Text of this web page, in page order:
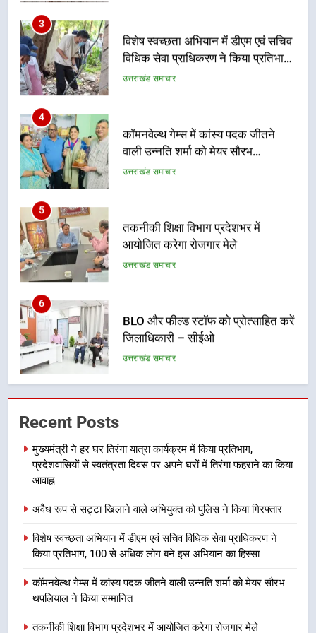
3
विधिक सेवा प्राधिकरण ने किया प्रतिभाग,
100 से अधिक लोग बने इस अभियान का
हिस्सा
4
वाली उन्नति शर्मा को मेयर सौरभ
थपलियाल ने किया सम्मानित
5
आयोजित करेगा रोजगार मेले
6
जिलाधिकारी – सीईओ
7
उत्तराखंड समाचार
8
के लिए खुद मैदान में उतरे एसएसपी दून
उत्तराखंड समाचार
मुख्यमंत्री ने हर घर तिरंगा यात्रा
से स्वतंत्रता दिवस पर अपने घरों में तिरंगा
उत्तराखंड समाचार
Recent Posts
मुख्यमंत्री ने हर घर तिरंगा यात्रा कार्यक्रम में किया प्रतिभाग,
प्रदेशवासियों से स्वतंत्रता दिवस पर अपने घरों में तिरंगा फहराने का किया
आवाह्न
अवैध रूप से सट्टा खिलाने वाले अभियुक्त को पुलिस ने किया गिरफ्तार
विशेष स्वच्छता अभियान में डीएम एवं सचिव विधिक सेवा प्राधिकरण ने
किया प्रतिभाग, 100 से अधिक लोग बने इस अभियान का हिस्सा
कॉमनवेल्थ गेम्स में कांस्य पदक जीतने वाली उन्नति शर्मा को मेयर सौरभ
थपलियाल ने किया सम्मानित
तकनीकी शिक्षा विभाग प्रदेशभर में आयोजित करेगा रोजगार मेले